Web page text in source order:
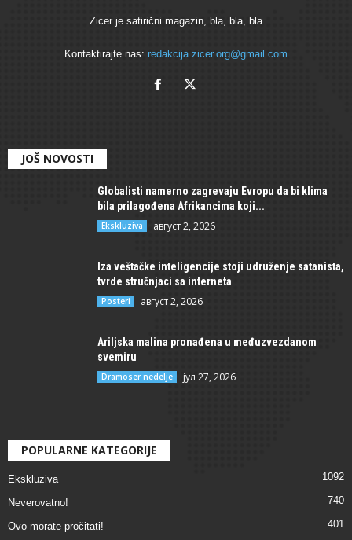
Zicer je satirični magazin, bla, bla, bla
Kontaktirajte nas: redakcija.zicer.org@gmail.com
JOŠ NOVOSTI
Globalisti namerno zagrevaju Evropu da bi klima
bila prilagođena Afrikancima koji...
Ekskluziva август 2, 2026
Iza veštačke inteligencije stoji udruženje satanista,
tvrde stručnjaci sa interneta
Posteri август 2, 2026
Ariljska malina pronađena u međuzvezdanom
svemiru
Dramoser nedelje јул 27, 2026
POPULARNE KATEGORIJE
Ekskluziva 1092
Neverovatno! 740
Ovo morate pročitati! 401